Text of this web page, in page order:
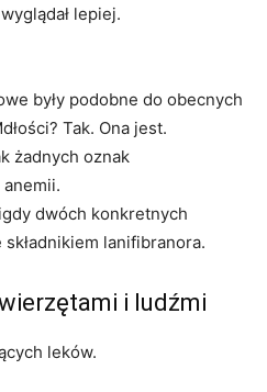
lepiej.
były podobne do obecnych
Tak. Ona jest.
żadnych oznak
anemii.
dwóch konkretnych
lanifibranora.
i ludźmi
leków.